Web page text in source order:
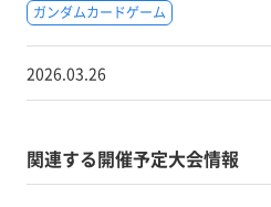
ガンダムカードゲーム
2026.03.26
関連する開催予定大会情報